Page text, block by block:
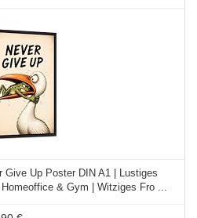
Up Poster DIN A1 | Lustiges
& Gym | Witziges Fro ...